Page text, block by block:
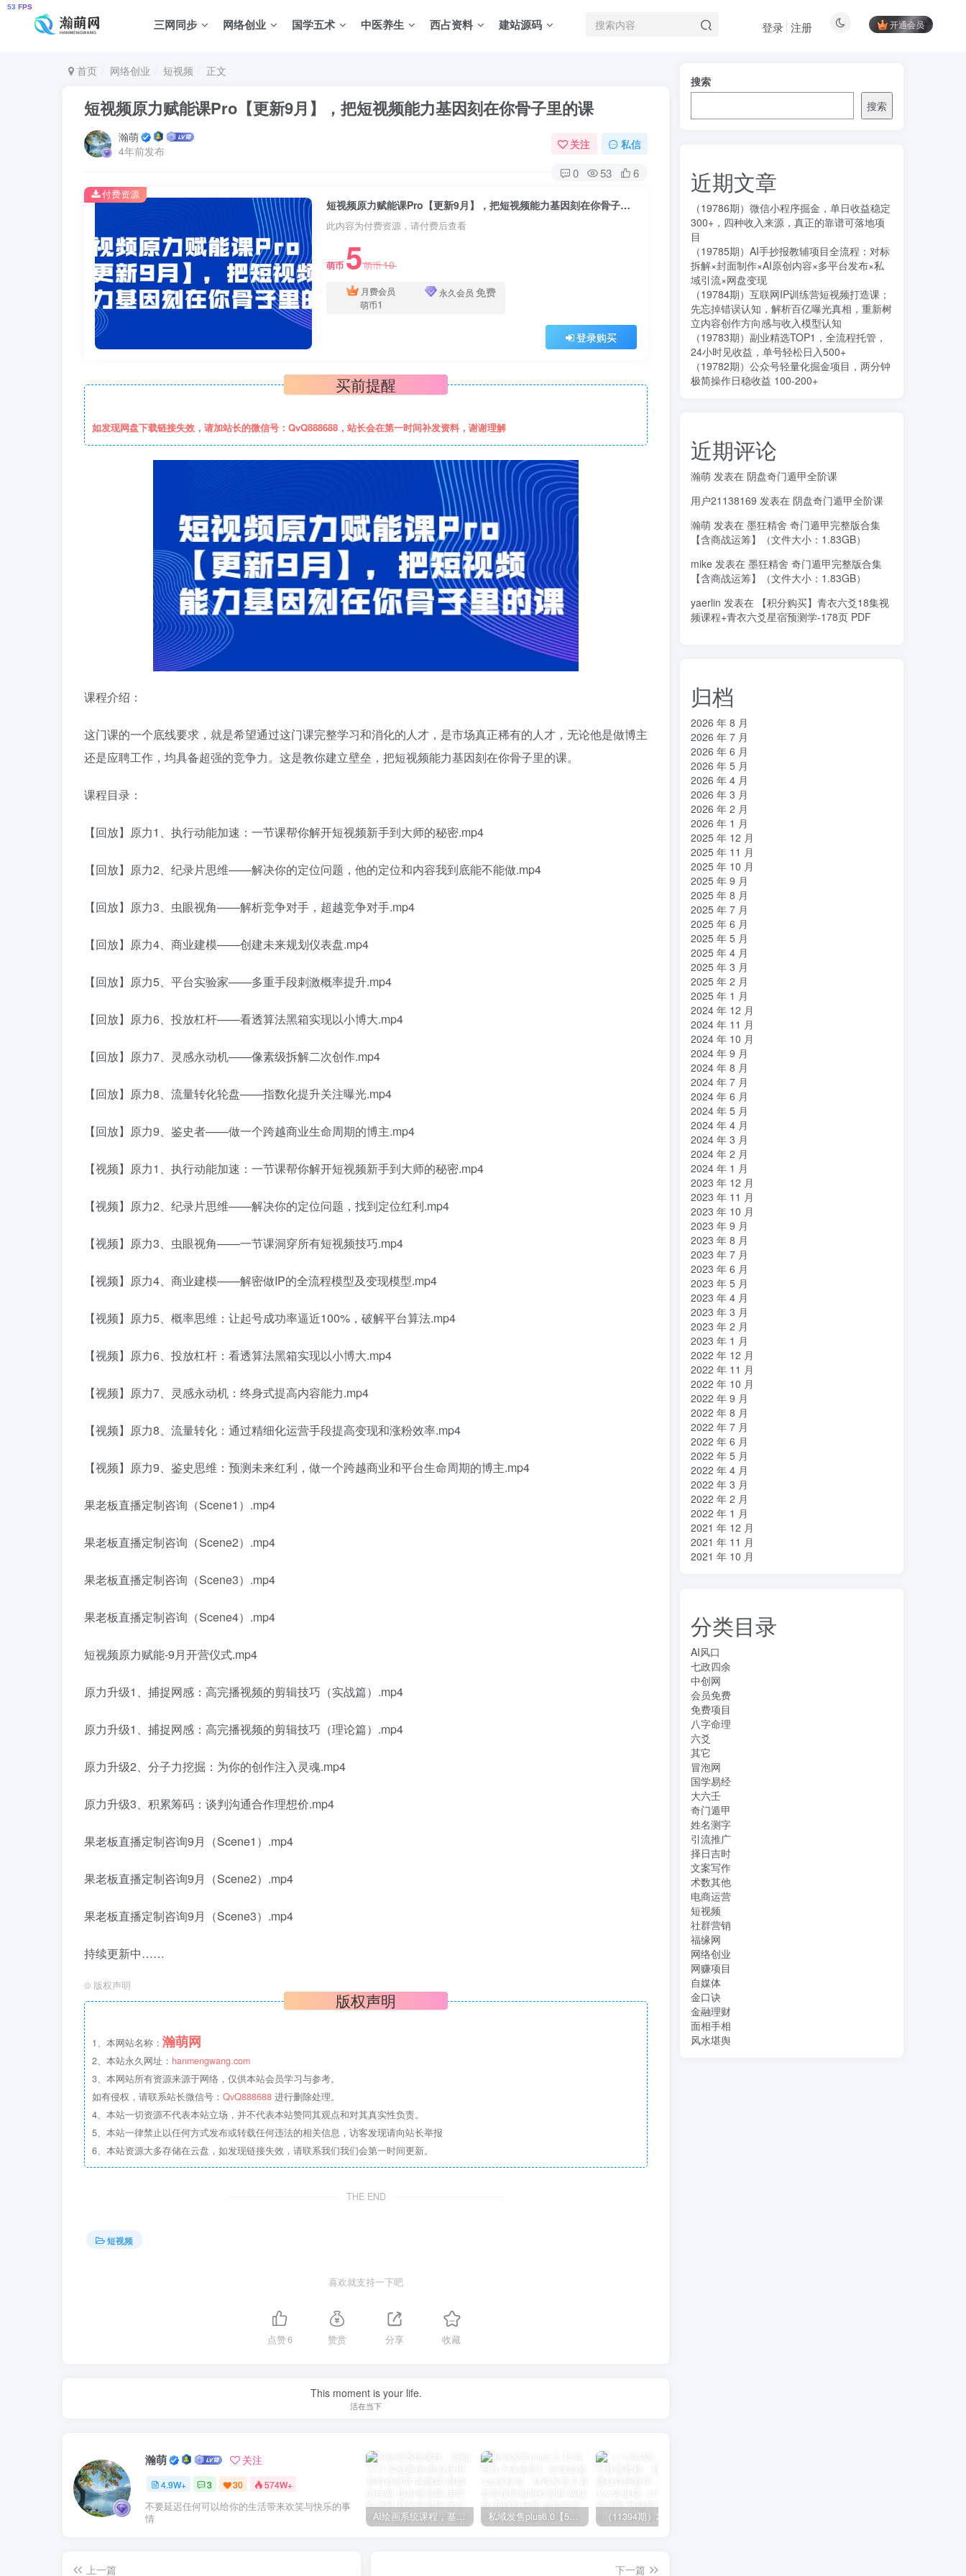
三网同步 网络创业 国学五术 中医养生 西占资料 建站源码 开通会员
登录 注册
首页 网络创业 短视频 正文
短视频原力赋能课Pro【更新9月】，把短视频能力基因刻在你骨子里的课
瀚萌
4年前发布
关注 私信
0 53 6
短视频原力赋能课Pro【更新9月】，把短视频能力基因刻在你骨子里的课
此内容为付费资源，请付费后查看
萌币 5萌币10
月费会员
萌币1
永久会员 免费
登录购买
付费资源
买前提醒
如发现网盘下载链接失效，请加站长的微信号：QvQ888688，站长会在第一时间补发资料，谢谢理解
课程介绍：
这门课的一个底线要求，就是希望通过这门课完整学习和消化的人才，是市场真正稀有的人才，无论他是做博主
还是应聘工作，均具备超强的竞争力。这是教你建立壁垒，把短视频能力基因刻在你骨子里的课。
课程目录：
【回放】原力1、执行动能加速：一节课帮你解开短视频新手到大师的秘密.mp4
【回放】原力2、纪录片思维——解决你的定位问题，他的定位和内容我到底能不能做.mp4
【回放】原力3、虫眼视角——解析竞争对手，超越竞争对手.mp4
【回放】原力4、商业建模——创建未来规划仪表盘.mp4
【回放】原力5、平台实验家——多重手段刺激概率提升.mp4
【回放】原力6、投放杠杆——看透算法黑箱实现以小博大.mp4
【回放】原力7、灵感永动机——像素级拆解二次创作.mp4
【回放】原力8、流量转化轮盘——指数化提升关注曝光.mp4
【回放】原力9、鉴史者——做一个跨越商业生命周期的博主.mp4
【视频】原力1、执行动能加速：一节课帮你解开短视频新手到大师的秘密.mp4
【视频】原力2、纪录片思维——解决你的定位问题，找到定位红利.mp4
【视频】原力3、虫眼视角——一节课洞穿所有短视频技巧.mp4
【视频】原力4、商业建模——解密做IP的全流程模型及变现模型.mp4
【视频】原力5、概率思维：让起号成功率逼近100%，破解平台算法.mp4
【视频】原力6、投放杠杆：看透算法黑箱实现以小博大.mp4
【视频】原力7、灵感永动机：终身式提高内容能力.mp4
【视频】原力8、流量转化：通过精细化运营手段提高变现和涨粉效率.mp4
【视频】原力9、鉴史思维：预测未来红利，做一个跨越商业和平台生命周期的博主.mp4
果老板直播定制咨询（Scene1）.mp4
果老板直播定制咨询（Scene2）.mp4
果老板直播定制咨询（Scene3）.mp4
果老板直播定制咨询（Scene4）.mp4
短视频原力赋能-9月开营仪式.mp4
原力升级1、捕捉网感：高完播视频的剪辑技巧（实战篇）.mp4
原力升级1、捕捉网感：高完播视频的剪辑技巧（理论篇）.mp4
原力升级2、分子力挖掘：为你的创作注入灵魂.mp4
原力升级3、积累筹码：谈判沟通合作理想价.mp4
果老板直播定制咨询9月（Scene1）.mp4
果老板直播定制咨询9月（Scene2）.mp4
果老板直播定制咨询9月（Scene3）.mp4
持续更新中……
© 版权声明
版权声明
1、本网站名称： 瀚萌网
2、本站永久网址： hanmengwang.com
3、本网站所有资源来源于网络，仅供本站会员学习与参考。
如有侵权，请联系站长微信号： QvQ888688 进行删除处理。
4、本站一切资源不代表本站立场，并不代表本站赞同其观点和对其真实性负责。
5、本站一律禁止以任何方式发布或转载任何违法的相关信息，访客发现请向站长举报
6、本站资源大多存储在云盘，如发现链接失效，请联系我们我们会第一时间更新。
THE END
短视频
喜欢就支持一下吧
点赞6 赞赏 分享 收藏
This moment is your life.
活在当下
瀚萌 关注
4.9W+ 3 30 574W+
不要延迟任何可以给你的生活带来欢笑与快乐的事
情
AI绘画系统课程，基础入门-实战案例-商业应用 私域发售plus6.0【5月份线下课录音】/全域套装sop流程包，社群发售工具套装模型
上一篇 下一篇
搜索
搜索
近期文章
（19786期）微信小程序掘金，单日收益稳定
300+，四种收入来源，真正的靠谱可落地项
目
（19785期）AI手抄报教辅项目全流程：对标
拆解×封面制作×AI原创内容×多平台发布×私
域引流×网盘变现
（19784期）互联网IP训练营短视频打造课；
先忘掉错误认知，解析百亿曝光真相，重新树
立内容创作方向感与收入模型认知
（19783期）副业精选TOP1，全流程托管，
24小时见收益，单号轻松日入500+
（19782期）公众号轻量化掘金项目，两分钟
极简操作日稳收益 100-200+
近期评论
瀚萌 发表在 阴盘奇门遁甲全阶课
用户21138169 发表在 阴盘奇门遁甲全阶课
瀚萌 发表在 墨狂精舍 奇门遁甲完整版合集
【含商战运筹】（文件大小：1.83GB）
mike 发表在 墨狂精舍 奇门遁甲完整版合集
【含商战运筹】（文件大小：1.83GB）
yaerlin 发表在 【积分购买】青衣六爻18集视
频课程+青衣六爻星宿预测学-178页 PDF
归档
2026 年 8 月
2026 年 7 月
2026 年 6 月
2026 年 5 月
2026 年 4 月
2026 年 3 月
2026 年 2 月
2026 年 1 月
2025 年 12 月
2025 年 11 月
2025 年 10 月
2025 年 9 月
2025 年 8 月
2025 年 7 月
2025 年 6 月
2025 年 5 月
2025 年 4 月
2025 年 3 月
2025 年 2 月
2025 年 1 月
2024 年 12 月
2024 年 11 月
2024 年 10 月
2024 年 9 月
2024 年 8 月
2024 年 7 月
2024 年 6 月
2024 年 5 月
2024 年 4 月
2024 年 3 月
2024 年 2 月
2024 年 1 月
2023 年 12 月
2023 年 11 月
2023 年 10 月
2023 年 9 月
2023 年 8 月
2023 年 7 月
2023 年 6 月
2023 年 5 月
2023 年 4 月
2023 年 3 月
2023 年 2 月
2023 年 1 月
2022 年 12 月
2022 年 11 月
2022 年 10 月
2022 年 9 月
2022 年 8 月
2022 年 7 月
2022 年 6 月
2022 年 5 月
2022 年 4 月
2022 年 3 月
2022 年 2 月
2022 年 1 月
2021 年 12 月
2021 年 11 月
2021 年 10 月
分类目录
AI风口
七政四余
中创网
会员免费
免费项目
八字命理
六爻
其它
冒泡网
国学易经
大六壬
奇门遁甲
姓名测字
引流推广
择日吉时
文案写作
术数其他
电商运营
短视频
社群营销
福缘网
网络创业
网赚项目
自媒体
金口诀
金融理财
面相手相
风水堪舆